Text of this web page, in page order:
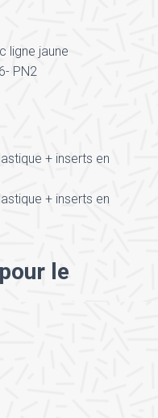
ligne jaune
PN2
+ inserts en
+ inserts en
le